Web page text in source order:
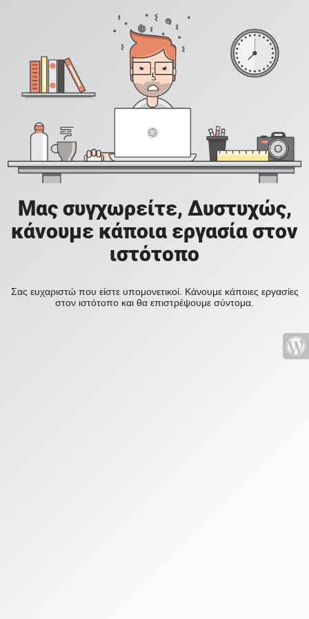
Μας συγχωρείτε, Δυστυχώς,
κάνουμε κάποια εργασία στον
ιστότοπο
Σας ευχαριστώ που είστε υπομονετικοί. Κάνουμε κάποιες εργασίες
στον ιστότοπο και θα επιστρέψουμε σύντομα.